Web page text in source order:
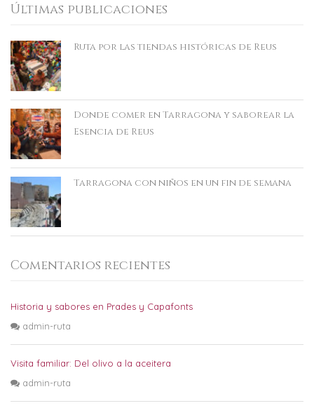
Últimas publicaciones
Ruta por las tiendas históricas de Reus
Donde comer en Tarragona y saborear la
Esencia de Reus
Tarragona con niños en un fin de semana
Comentarios recientes
Historia y sabores en Prades y Capafonts
admin-ruta
Visita familiar: Del olivo a la aceitera
admin-ruta